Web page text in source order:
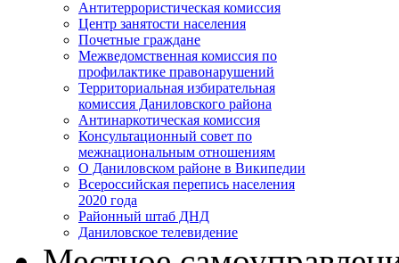
Антитеррористическая комиссия
Центр занятости населения
Почетные граждане
Межведомственная комиссия по
профилактике правонарушений
Территориальная избирательная
комиссия Даниловского района
Антинаркотическая комиссия
Консультационный совет по
межнациональным отношениям
О Даниловском районе в Википедии
Всероссийская перепись населения
2020 года
Районный штаб ДНД
Даниловское телевидение